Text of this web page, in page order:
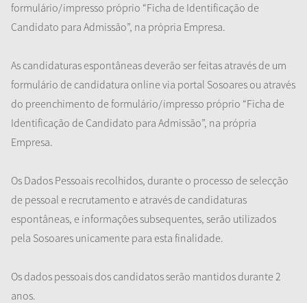
formulário/impresso próprio “Ficha de Identificação de
Candidato para Admissão”, na própria Empresa.
As candidaturas espontâneas deverão ser feitas através de um
formulário de candidatura online via portal Sosoares ou através
do preenchimento de formulário/impresso próprio “Ficha de
Identificação de Candidato para Admissão”, na própria
Empresa.
Os Dados Pessoais recolhidos, durante o processo de selecção
de pessoal e recrutamento e através de candidaturas
espontâneas, e informações subsequentes, serão utilizados
pela Sosoares unicamente para esta finalidade.
Os dados pessoais dos candidatos serão mantidos durante 2
anos.